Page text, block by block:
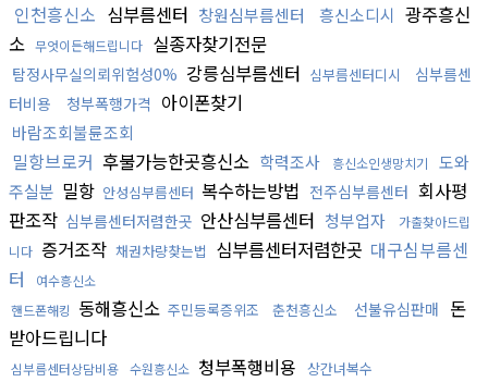
인천흥신소 심부름센터 창원심부름센터 흥신소디시 광주흥신
소 무엇이든해드립니다 실종자찾기전문
탐정사무실의뢰위험성0% 강릉심부름센터 심부름센터디시
심부름센
터비용
청부폭행가격 아이폰찾기
바람조회불륜조회
밀항브로커 후불가능한곳흥신소 학력조사 흥신소인생망치기
도와
주실분 밀항 안성심부름센터 복수하는방법 전주심부름센터 회사평
판조작 심부름센터저렴한곳 안산심부름센터 청부업자
가출찾아드립
니다 증거조작 채권차량찾는법 심부름센터저렴한곳 대구심부름센
터
여수흥신소
핸드폰해킹 동해흥신소 주민등록증위조 춘천흥신소 선불유심판매 돈
받아드립니다
심부름센터상담비용 수원흥신소 청부폭행비용 상간녀복수